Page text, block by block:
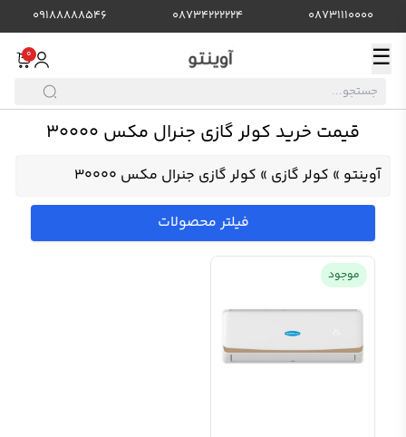
08731110000
08734222224
09188888546
☰
0
قیمت خرید کولر گازی جنرال مکس 30000
آوینتو » کولر گازی » کولر گازی جنرال مکس 30000
فیلتر محصولات
موجود